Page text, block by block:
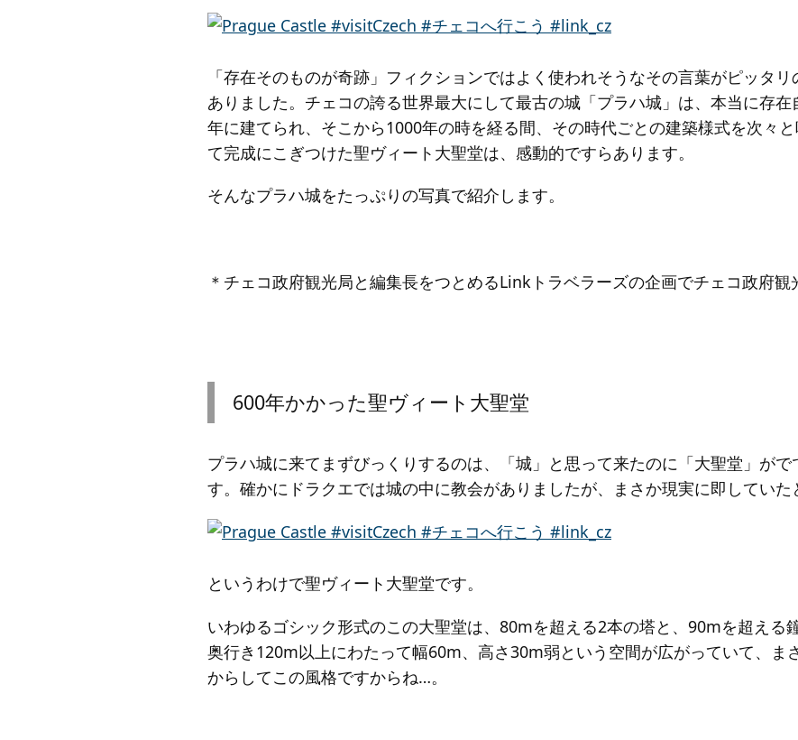
「存在そのものが奇跡」フィクションではよく使われそうなその言葉がピッタ
ありました。チェコの誇る世界最大にして最古の城「プラハ城」は、本当に存
年に建てられ、そこから1000年の時を経る間、その時代ごとの建築様式を次々
て完成にこぎつけた聖ヴィート大聖堂は、感動的ですらあります。
そんなプラハ城をたっぷりの写真で紹介します。
＊チェコ政府観光局と編集長をつとめるLinkトラベラーズの企画でチェコ政府観
600年かかった聖ヴィート大聖堂
プラハ城に来てまずびっくりするのは、「城」と思って来たのに「大聖堂」が
す。確かにドラクエでは城の中に教会がありましたが、まさか現実に即していた
というわけで聖ヴィート大聖堂です。
いわゆるゴシック形式のこの大聖堂は、80mを超える2本の塔と、90mを超える
奥行き120m以上にわたって幅60m、高さ30m弱という空間が広がっていて、ま
からしてこの風格ですからね…。